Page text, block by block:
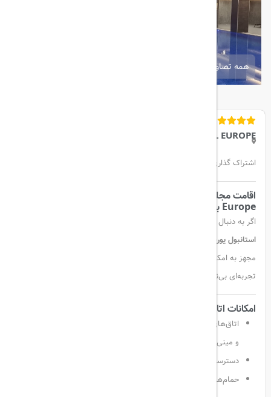
همه تصاویر
WYNDHAM GRAND ISTANBUL EUROPE
اشتراک گذاری:
اقامت مجلل در
Europe با خدماتی عالی
اگر به دنبال اقامتی راحت و لوکس در استانبول هستید،
استانبول یورپ
مجهز به امکانات کامل، استخر سرپوشیده، مرکز اسپا و فیتنس، به شما
تجربه‌ای بی‌نظیر از راحتی و آرامش را ارائه می‌دهد.
امکانات اتاق‌ها
اتاق‌های مدرن با کف‌پوش فرش، تلویزیون صفحه‌تخت، تهویه مطبوع
و مینی‌بار
دسترسی رایگان به وای‌فای و سیستم صوتی عایق صدا
حمام‌های خصوصی با دوش یا وان